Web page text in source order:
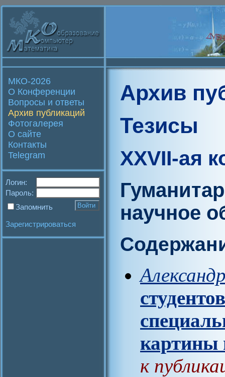
МКО-2026
О Конференции
Вопросы и ответы
Архив публикаций
Фотогалерея
О сайте
Контакты
Telegram
Логин:
Пароль:
Запомнить
Зарегистрироваться
Архив
Тезисы
XXVII-ая
научное
картины
к